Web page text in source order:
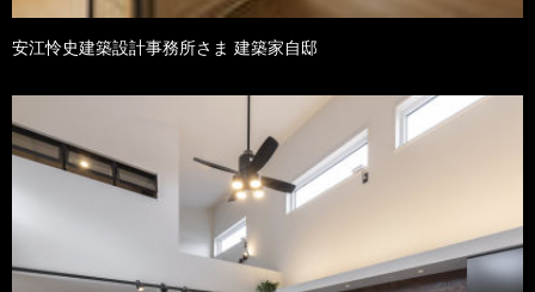
安江怜史建築設計事務所さま 建築家自邸